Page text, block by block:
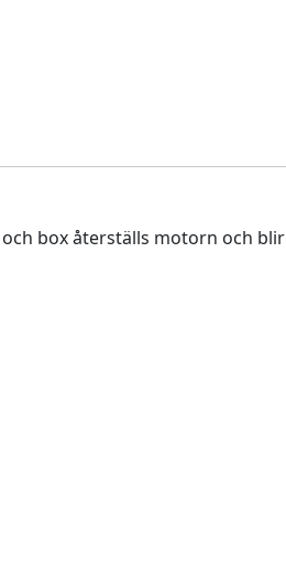
box återställs motorn och blir